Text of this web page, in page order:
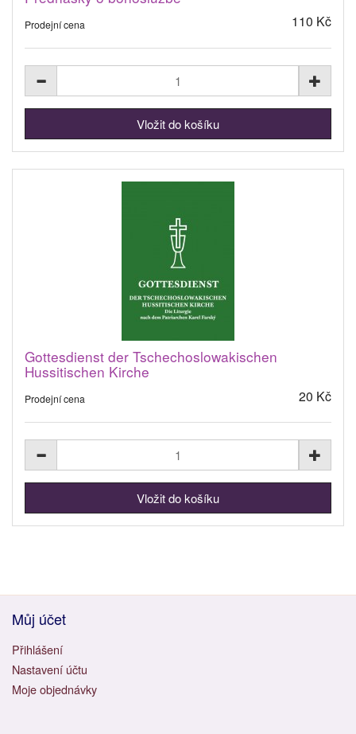
Prodejní cena 110 Kč
Gottesdienst der Tschechoslowakischen
Hussitischen Kirche
Prodejní cena 20 Kč
Můj účet
Přihlášení
Nastavení účtu
Moje objednávky